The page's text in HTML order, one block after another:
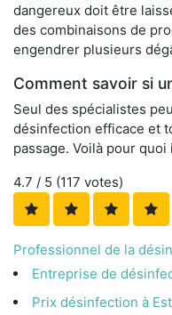
dangereux doit être
des combinaisons de
engendrer plusieurs
Comment savoir si
Seul des spécialistes
désinfection efficace et
passage. Voilà pour
4.7 / 5 (117 votes)
Professionnel de la
Entreprise de
Prix désinfection à